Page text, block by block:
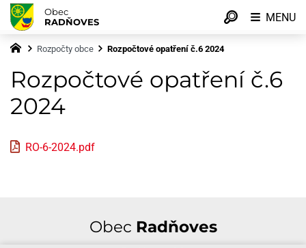
Rozpočty obce Rozpočtové opatření č.6 2024
Rozpočtové opatření č.6
2024
RO-6-2024.pdf
Obec Radňoves
Obec
RADŇOVES
MENU